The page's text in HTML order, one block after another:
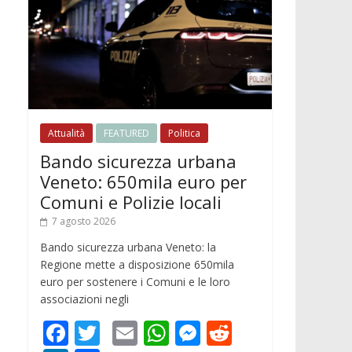
Attualità FEATURED Politica
Bando sicurezza urbana
Veneto: 650mila euro per
Comuni e Polizie locali
7 agosto 2026
Bando sicurezza urbana Veneto: la
Regione mette a disposizione 650mila
euro per sostenere i Comuni e le loro
associazioni negli
F T E W M